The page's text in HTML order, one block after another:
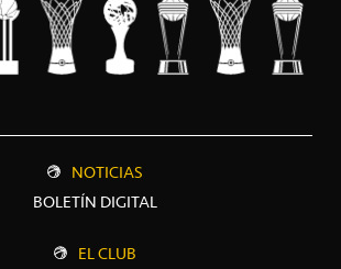
NOTICIAS
BOLETÍN DIGITAL
EL CLUB